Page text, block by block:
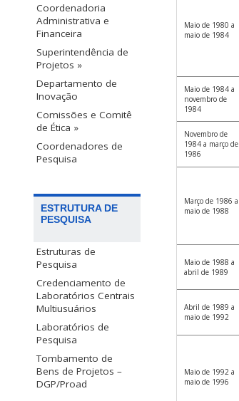
Coordenadoria
Administrativa e
Financeira
Superintendência de
Projetos »
Departamento de
Inovação
Comissões e Comitê
de Ética »
Coordenadores de
Pesquisa
ESTRUTURA DE
PESQUISA
Estruturas de
Pesquisa
Credenciamento de
Laboratórios Centrais
Multiusuários
Laboratórios de
Pesquisa
Tombamento de
Bens de Projetos –
DGP/Proad
Maio de 1980 a
maio de 1984
Maio de 1984 a
novembro de
1984
Novembro de
1984 a março de
1986
Março de 1986 a
maio de 1988
Maio de 1988 a
abril de 1989
Abril de 1989 a
maio de 1992
Maio de 1992 a
maio de 1996